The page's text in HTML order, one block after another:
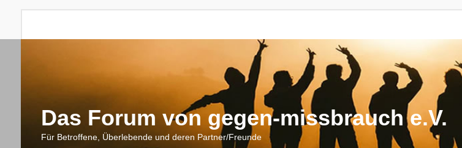
Das Forum von gegen-missbrauch e.V.
Für Betroffene, Überlebende und deren Partner/Freunde